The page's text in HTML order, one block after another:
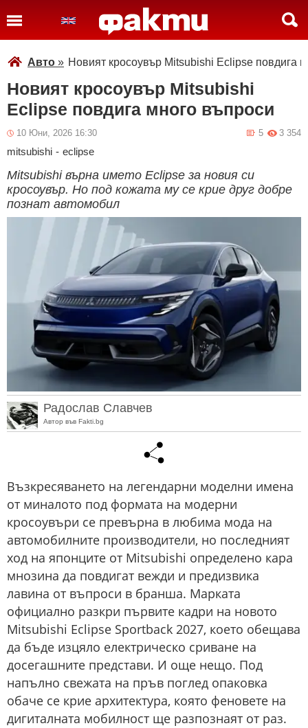
Авто » Новият кросоувър Mitsubishi Eclipse повдига
Новият кросоувър Mitsubishi
Eclipse повдига много въпроси
10 Юни, 2026 16:30 3 354
5
mitsubishi - eclipse
Mitsubishi върна името Eclipse за новия си
кросоувър. Но под кожата му се крие друг добре
познат автомобил
Радослав Славчев
Автор във Fakti.bg
Възкресяването на легендарни моделни имена
от миналото под формата на модерни
кросоувъри се превърна в любима мода на
автомобилните производители, но последният
ход на японците от Mitsubishi определено кара
мнозина да повдигат вежди и предизвика
лавина от въпроси в бранша. Марката
официално разкри първите кадри на новото
Mitsubishi Eclipse Sportback 2027, което обещава
да бъде изцяло електрическо сриване на
досегашните представи. И още нещо. Под
напълно свежата на пръв поглед опаковка
обаче се крие архитектура, която феновете на
дигиталната мобилност ще разпознаят от раз.